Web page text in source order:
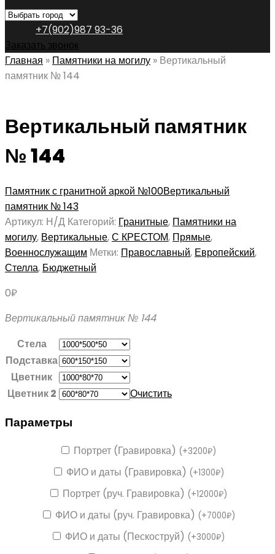
+7(902)987 93-36
Заказать звонок
Главная » Памятники на могилу » Вертикальный
памятник № 144
Вертикальный памятник
№ 144
Памятник с гранитной аркой №100Вертикальный
памятник № 143
Артикул: Н/Д Категорий: Гранитные, Памятники на
могилу, Вертикальные,С КРЕСТОМ, Прямые,
Военнослужащим Метки: Православный, Европейский,
Стелла, Бюджетный
0₽
Вертикальный памятник № 144
Стела
Подставка
Цветник
Цветник 2
Очистить
Параметры
Портрет (Гравировка) (+3200₽)
ФИО и даты (Гравировка) (+1300₽)
Портрет (руч. Гравировка) (+12000₽)
ФИО и даты (руч. Гравировка) (+7000₽)
ФИО и даты (Пескоструй) (+3000₽)